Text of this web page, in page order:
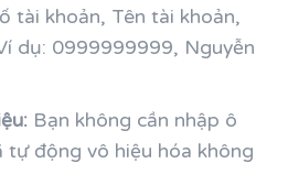
tài khoản, Tên tài khoản,
dụ: 0999999999, Nguyễn
Bạn không cần nhập ô
tự động vô hiệu hóa không